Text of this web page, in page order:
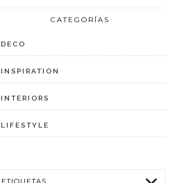
CATEGORÍAS
DECO
INSPIRATION
INTERIORS
LIFESTYLE